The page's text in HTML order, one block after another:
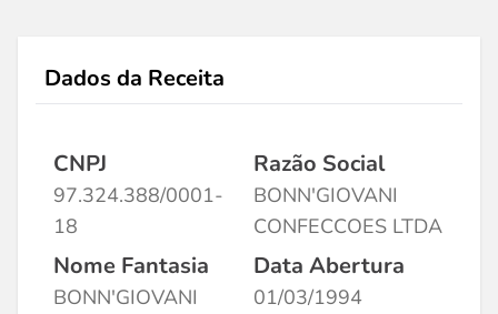
Dados da Receita
CNPJ
97.324.388/0001-
18
Razão Social
BONN'GIOVANI
CONFECCOES LTDA
Nome Fantasia
BONN'GIOVANI
Data Abertura
01/03/1994